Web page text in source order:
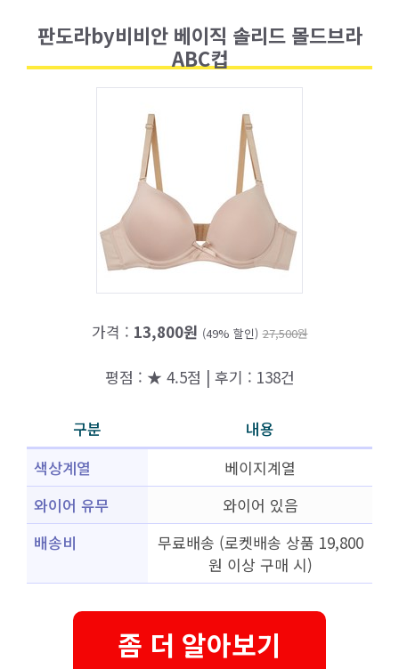
판도라by비비안 베이직 솔리드 몰드브라
ABC컵
가격 : 13,800원 (49% 할인) 27,500원
평점 : ★ 4.5점 | 후기 : 138건
구분
내용
색상계열
베이지계열
와이어 유무
와이어 있음
배송비
무료배송 (로켓배송 상품 19,800
원 이상 구매 시)
좀 더 알아보기